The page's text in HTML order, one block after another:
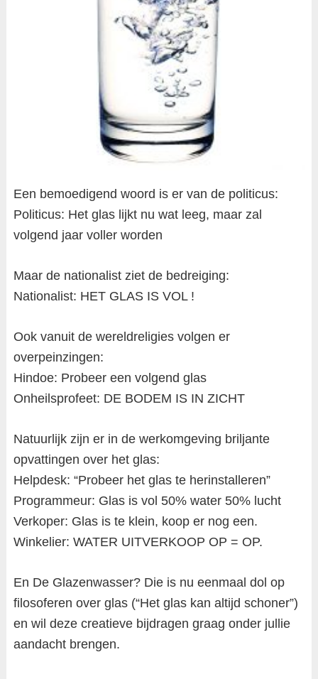
Een bemoedigend woord is er van de politicus:
Politicus: Het glas lijkt nu wat leeg, maar zal
volgend jaar voller worden
Maar de nationalist ziet de bedreiging:
Nationalist: HET GLAS IS VOL !
Ook vanuit de wereldreligies volgen er
overpeinzingen:
Hindoe: Probeer een volgend glas
Onheilsprofeet: DE BODEM IS IN ZICHT
Natuurlijk zijn er in de werkomgeving briljante
opvattingen over het glas:
Helpdesk: “Probeer het glas te herinstalleren”
Programmeur: Glas is vol 50% water 50% lucht
Verkoper: Glas is te klein, koop er nog een.
Winkelier: WATER UITVERKOOP OP = OP.
En De Glazenwasser? Die is nu eenmaal dol op
filosoferen over glas (“Het glas kan altijd schoner”)
en wil deze creatieve bijdragen graag onder jullie
aandacht brengen.